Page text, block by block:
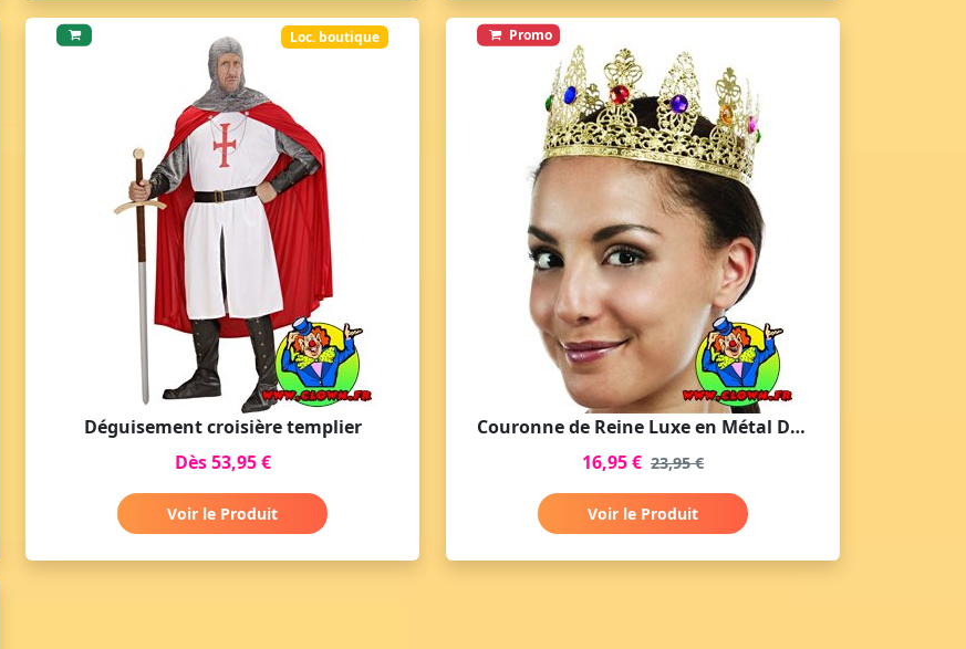
Loc. boutique
Déguisement croisière templier
Dès 53,95 €
Voir le Produit
Promo
Couronne de Reine Luxe en Métal Doré
16,95 € 23,95 €
Voir le Produit